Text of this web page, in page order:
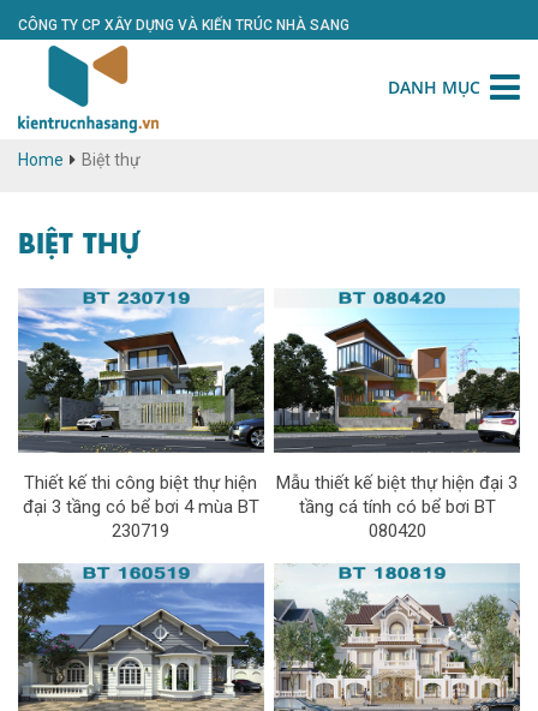
CÔNG TY CP XÂY DỰNG VÀ KIẾN TRÚC NHÀ SANG
DANH MỤC
Home Biệt thự
BIỆT THỰ
Thiết kế thi công biệt thự hiện
đại 3 tầng có bể bơi 4 mùa BT
230719
Mẫu thiết kế biệt thự hiện đại 3
tầng cá tính có bể bơi BT
080420